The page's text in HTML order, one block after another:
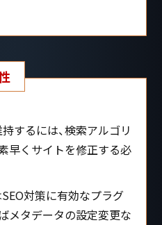
するには、検索アルゴリ
早くサイトを修正する必
対策に有効なプラグ
メタデータの設定変更な